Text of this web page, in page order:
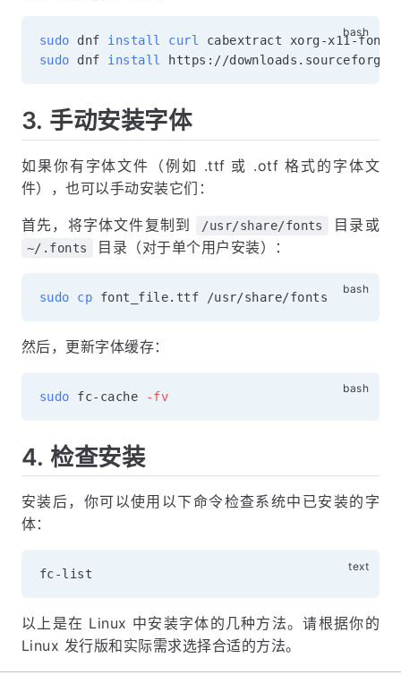
sudo dnf install
curl
sudo dnf install
3. 手动安装字体
如果你有字体文件（例如 .ttf 或 .otf 格式的字体文
件），也可以手动安装它们：
首先，将字体文件复制到 /usr/share/fonts 目录或
~/.fonts 目录（对于单个用户安装）：
sudo cp
然后，更新字体缓存：
sudo fc-cache -fv
4. 检查安装
安装后，你可以使用以下命令检查系统中已安装的字
体：
以上是在 Linux 中安装字体的几种方法。请根据你的
Linux 发行版和实际需求选择合适的方法。